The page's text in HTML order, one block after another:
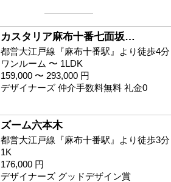
カスタリア麻布十番七面坂…
都営大江戸線『麻布十番駅』より徒歩4分
ワンルーム 〜 1LDK
159,000 〜 293,000 円
デザイナーズ 仲介手数料無料 礼金0
ズーム六本木
都営大江戸線『麻布十番駅』より徒歩3分
1K
176,000 円
デザイナーズ グッドデザイン賞